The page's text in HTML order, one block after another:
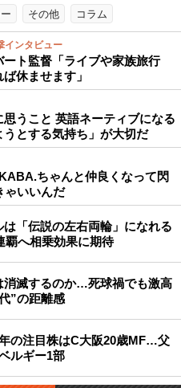
その他 コラム
インタビュー
ート監督「ライブや家族旅行
休ませます」
うこと 英語ネーティブになる
とする気持ち」が大切だ
ちゃんと仲良くなって閃
いいんだ
「伝説の左右両輪」になれる
へ相乗効果に期待
消滅するのか…死球禍でも激高
”の距離感
の注目株はC大阪20歳MF…父
ルギー1部